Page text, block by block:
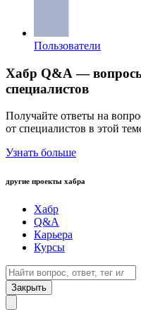
Пользователи
Хабр Q&A —
специалистов
Получайте ответы на
от специалистов в этой
Узнать больше
другие проекты хабра
Хабр
Q&A
Карьера
Курсы
Закрыть